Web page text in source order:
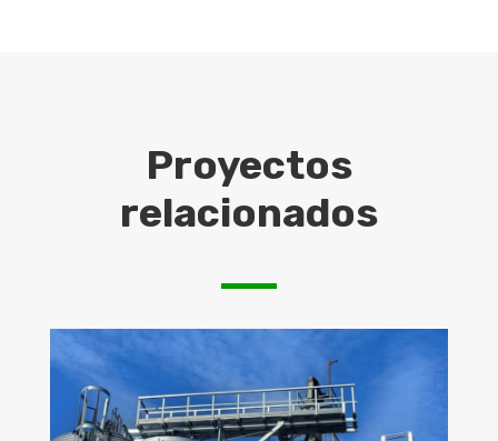
Proyectos
relacionados